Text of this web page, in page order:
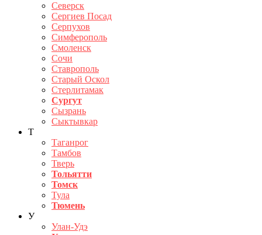
Северск
Сергиев Посад
Серпухов
Симферополь
Смоленск
Сочи
Ставрополь
Старый Оскол
Стерлитамак
Сургут
Сызрань
Сыктывкар
Т
Таганрог
Тамбов
Тверь
Тольятти
Томск
Тула
Тюмень
У
Улан-Удэ